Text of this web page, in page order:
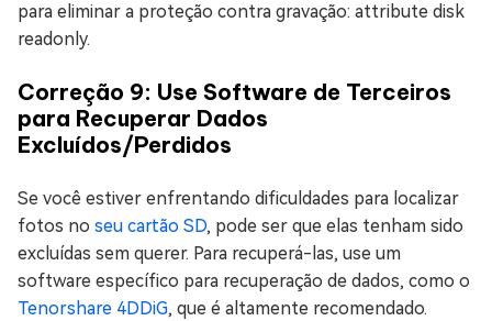
para eliminar a proteção contra gravação: attribute disk
readonly.
Correção 9: Use Software de Terceiros
para Recuperar Dados
Excluídos/Perdidos
Se você estiver enfrentando dificuldades para localizar
fotos no seu cartão SD, pode ser que elas tenham sido
excluídas sem querer. Para recuperá-las, use um
software específico para recuperação de dados, como o
Tenorshare 4DDiG, que é altamente recomendado.